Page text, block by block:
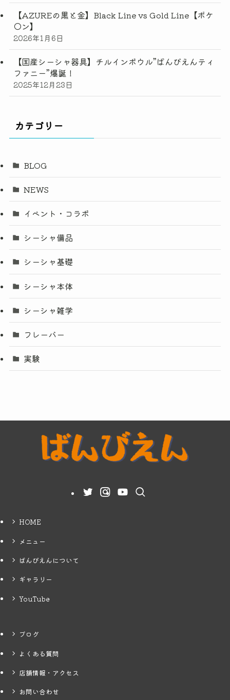
【AZUREの黒と金】Black Line vs Gold Line【ポケ
◯ン】
2026年1月6日
【国産シーシャ器具】チルインボウル”ばんびえんティ
ファニー”爆誕！
2025年12月23日
カテゴリー
BLOG
NEWS
イベント・コラボ
シーシャ備品
シーシャ基礎
シーシャ本体
シーシャ雑学
フレーバー
実験
HOME
メニュー
ばんびえんについて
ギャラリー
YouTube
ブログ
よくある質問
店舗情報・アクセス
お問い合わせ